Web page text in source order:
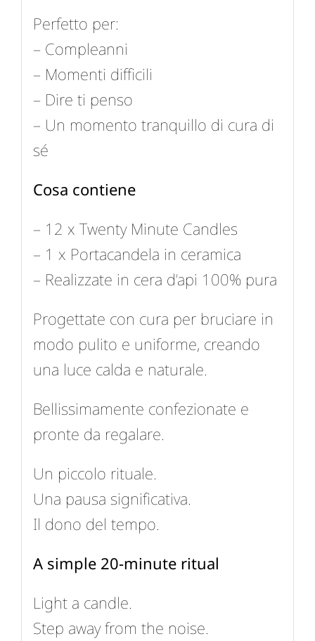
Perfetto per:
– Compleanni
– Momenti difficili
– Dire ti penso
– Un momento tranquillo di cura di
sé
Cosa contiene
– 12 x Twenty Minute Candles
– 1 x Portacandela in ceramica
– Realizzate in cera d’api 100% pura
Progettate con cura per bruciare in
modo pulito e uniforme, creando
una luce calda e naturale.
Bellissimamente confezionate e
pronte da regalare.
Un piccolo rituale.
Una pausa significativa.
Il dono del tempo.
A simple 20-minute ritual
Light a candle.
Step away from the noise.